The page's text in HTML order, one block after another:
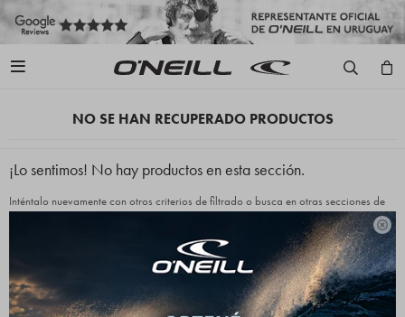


NO SE HAN RECUPERADO PRODUCTOS
¡Lo sentimos! No hay productos en esta sección.
Inténtalo nuevamente con otros criterios de filtrado o busca en otras secciones de
Filtrando por: Quitar filtros